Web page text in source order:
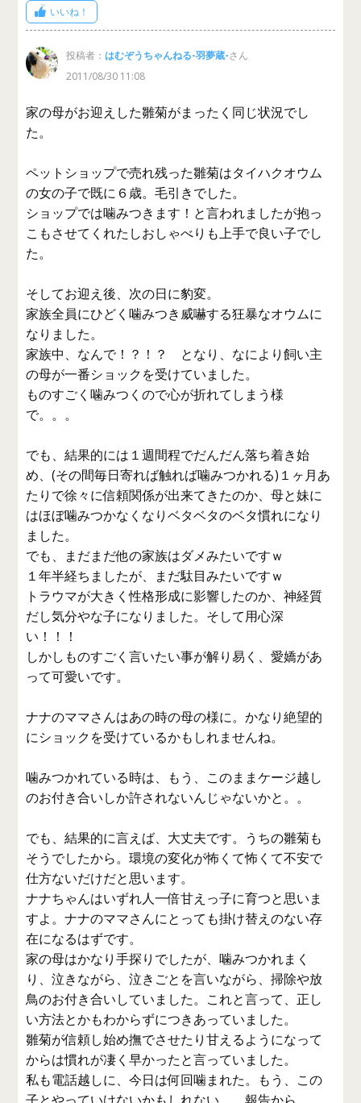
いいね！
投稿者：はむぞうちゃんねる-羽夢蔵-さん
2011/08/30 11:08
家の母がお迎えした雛菊がまったく同じ状況でし
た。
ペットショップで売れ残った雛菊はタイハクオウム
の女の子で既に６歳。毛引きでした。
ショップでは噛みつきます！と言われましたが抱っ
こもさせてくれたしおしゃべりも上手で良い子でし
た。
そしてお迎え後、次の日に豹変。
家族全員にひどく噛みつき威嚇する狂暴なオウムに
なりました。
家族中、なんで！？！？ となり、なにより飼い主
の母が一番ショックを受けていました。
ものすごく噛みつくので心が折れてしまう様
で。。。
でも、結果的には１週間程でだんだん落ち着き始
め、(その間毎日寄れば触れば噛みつかれる)１ヶ月あ
たりで徐々に信頼関係が出来てきたのか、母と妹に
はほぼ噛みつかなくなりベタベタのベタ慣れになり
ました。
でも、まだまだ他の家族はダメみたいですｗ
１年半経ちましたが、まだ駄目みたいですｗ
トラウマが大きく性格形成に影響したのか、神経質
だし気分やな子になりました。そして用心深
い！！！
しかしものすごく言いたい事が解り易く、愛嬌があ
って可愛いです。
ナナのママさんはあの時の母の様に。かなり絶望的
にショックを受けているかもしれませんね。
噛みつかれている時は、もう、このままケージ越し
のお付き合いしか許されないんじゃないかと。。
でも、結果的に言えば、大丈夫です。うちの雛菊も
そうでしたから。環境の変化が怖くて怖くて不安で
仕方ないだけだと思います。
ナナちゃんはいずれ人一倍甘えっ子に育つと思いま
すよ。ナナのママさんにとっても掛け替えのない存
在になるはずです。
家の母はかなり手探りでしたが、噛みつかれまく
り、泣きながら、泣きごとを言いながら、掃除や放
鳥のお付き合いしていました。これと言って、正し
い方法とかもわからずにつきあっていました。
雛菊が信頼し始め撫でさせたり甘えるようになって
からは慣れが凄く早かったと言っていました。
私も電話越しに、今日は何回噛まれた。もう、この